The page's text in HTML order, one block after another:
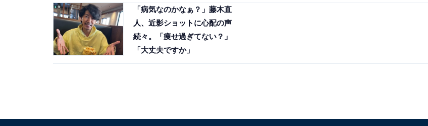
「病気なのかなぁ？」藤木直
人、近影ショットに心配の声
続々。「痩せ過ぎてない？」
「大丈夫ですか」